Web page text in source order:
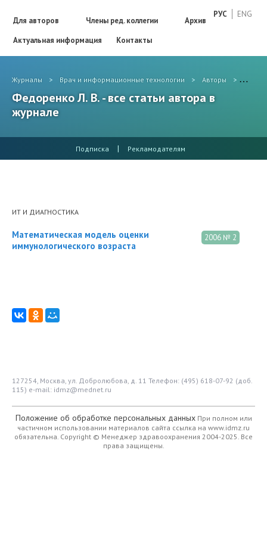
РУС ENG
Для авторов Члены ред. коллегии
Архив
Актуальная информация
Контакты
Журналы > Врач и информационные технологии > Авторы >
Федоренко Л. В. - все статьи автора в
журнале
Подписка | Рекламодателям
ИТ И ДИАГНОСТИКА
2006 № 2
Математическая модель оценки
иммунологического возраста
127254, Москва, ул. Добролюбова, д. 11 Телефон: (495) 618-07-92 (доб.
115) e-mail: idmz@mednet.ru
Положение об обработке персональных данныхПри полном или
частичном использовании материалов сайта ссылка на www.idmz.ru
обязательна. Copyright © Менеджер здравоохранения 2004-2025. Все
права защищены.